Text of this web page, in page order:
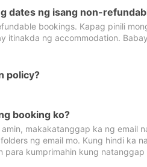
dates ng isang non-
bookings. Kapag pinili
itinakda ng accommodation.
policy?
booking ko?
makakatanggap ka ng email
ng email mo. Kung hindi ka
kumprimahin kung natanggap